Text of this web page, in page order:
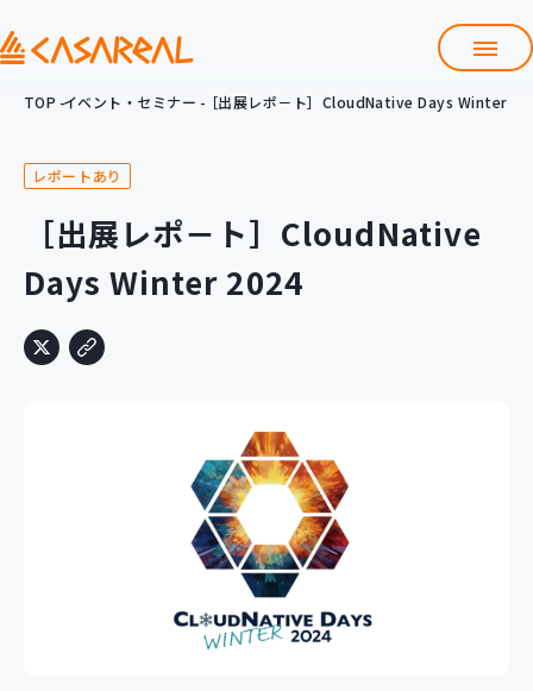
会社情報
サービス
クラウド導入支援 Git導入支援
システム構築支援
新入社員コース
教材購入
TOP イベント・セミナー ［出展レポ－ト］CloudNative Days Winter
レポートあり
［出展レポ－ト］CloudNative
Days Winter 2024